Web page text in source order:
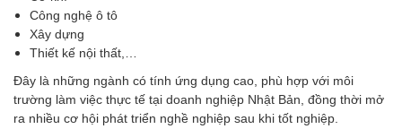
Công nghệ ô tô
Xây dựng
Thiết kế nội thất,…
Đây là những ngành có tính ứng dụng cao, phù hợp với môi
trường làm việc thực tế tại doanh nghiệp Nhật Bản, đồng thời mở
ra nhiều cơ hội phát triển nghề nghiệp sau khi tốt nghiệp.